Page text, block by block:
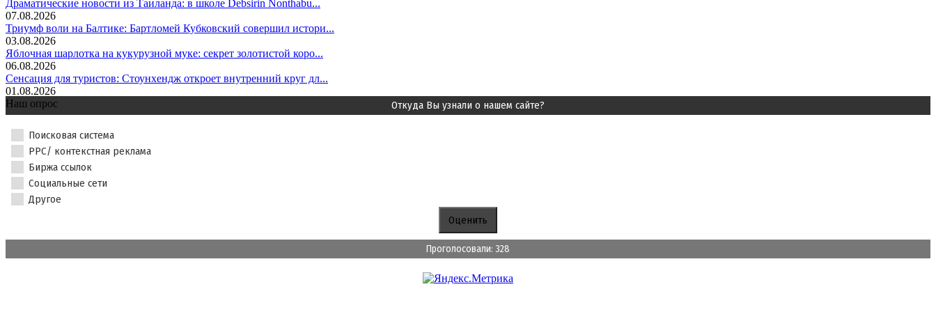
Драматические новости из Таиланда: в школе Debsirin Nonthabu...
07.08.2026
Триумф воли на Балтике: Бартломей Кубковский совершил истори...
03.08.2026
Яблочная шарлотка на кукурузной муке: секрет золотистой коро...
06.08.2026
Сенсация для туристов: Стоунхендж откроет внутренний круг дл...
01.08.2026
Наш опрос
Откуда Вы узнали о нашем сайте?
Поисковая система
PPC/ контекстная реклама
Биржа ссылок
Социальные сети
Другое
Проголосовали: 328